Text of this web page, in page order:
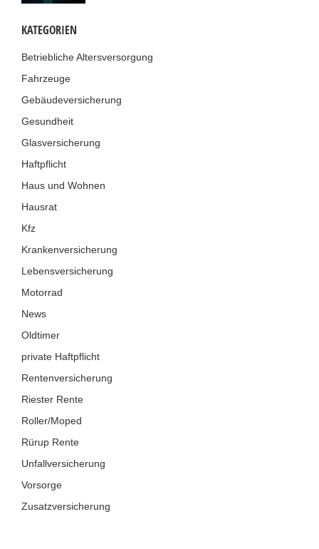
KATEGORIEN
Betriebliche Altersversorgung
Fahrzeuge
Gebäudeversicherung
Gesundheit
Glasversicherung
Haftpflicht
Haus und Wohnen
Hausrat
Kfz
Krankenversicherung
Lebensversicherung
Motorrad
News
Oldtimer
private Haftpflicht
Rentenversicherung
Riester Rente
Roller/Moped
Rürup Rente
Unfallversicherung
Vorsorge
Zusatzversicherung